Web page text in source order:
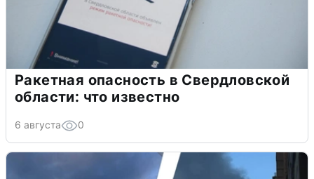
Ракетная опасность в Свердловской
области: что известно
6 августа 0